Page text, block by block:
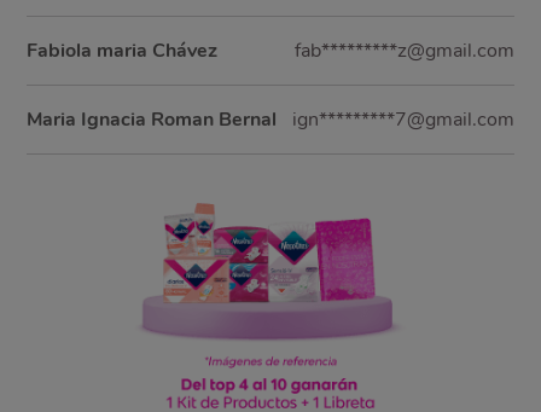
Fabiola maria Chávez fab*********z@gmail.com
Maria Ignacia Roman Bernal ign*********7@gmail.com